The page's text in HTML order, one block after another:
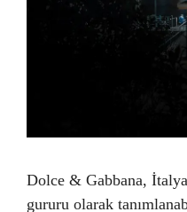
Dolce & Gabbana,
gururu olarak